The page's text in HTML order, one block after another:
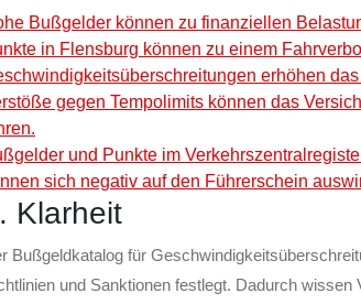
Bußgelder können zu finanziellen
in Flensburg können zu einem
erhöhen
gegen Tempolimits können das
und Punkte im
sich negativ auf den Führerschein
Klarheit
Bußgeldkatalog für
und Sanktionen festlegt. Dadurch